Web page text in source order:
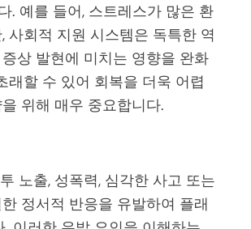
. 예를 들어, 스트레스가 많은 환
사회적 지원 시스템은 독특한 역
상 발현에 미치는 영향을 완화
래할 수 있어 회복을 더욱 어렵
위해 매우 중요합니다.
노출, 성폭력, 심각한 사고 또는
정서적 반응을 유발하여 플래